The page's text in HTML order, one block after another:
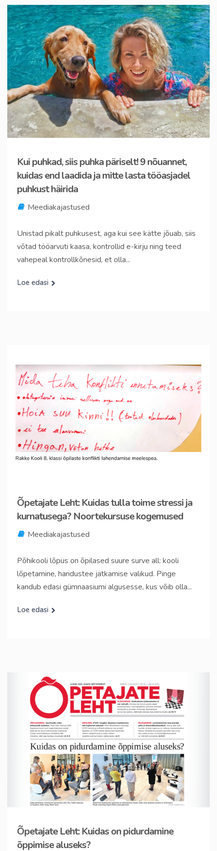
Kui puhkad, siis puhka päriselt! 9 nõuannet,
kuidas end laadida ja mitte lasta tööasjadel
puhkust häirida
Meediakajastused
Unistad pikalt puhkusest, aga kui see kätte jõuab, siis
võtad tööarvuti kaasa, kontrollid e-kirju ning teed
vahepeal kontrollkõnesid, et olla...
Loe edasi
Õpetajate Leht: Kuidas tulla toime stressi ja
kurnatusega? Noortekursuse kogemused
Meediakajastused
Põhikooli lõpus on õpilased suure surve all: kooli
lõpetamine, haridustee jätkamise valikud. Pinge
kandub edasi gümnaasiumi algusesse, kus võib olla...
Loe edasi
Õpetajate Leht: Kuidas on pidurdamine
õppimise aluseks?